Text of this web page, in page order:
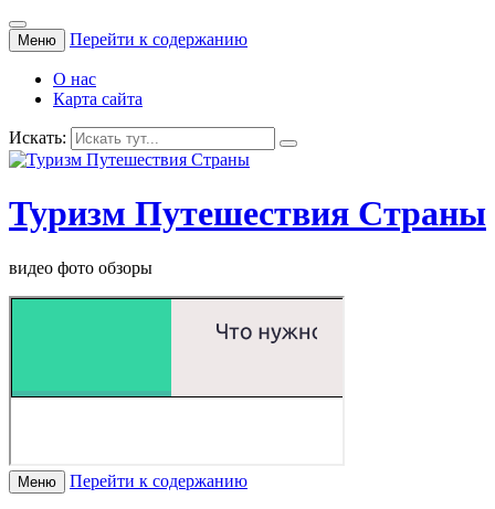
Меню Перейти к содержанию
О нас
Карта сайта
Искать:
Туризм Путешествия Страны
видео фото обзоры
Меню Перейти к содержанию